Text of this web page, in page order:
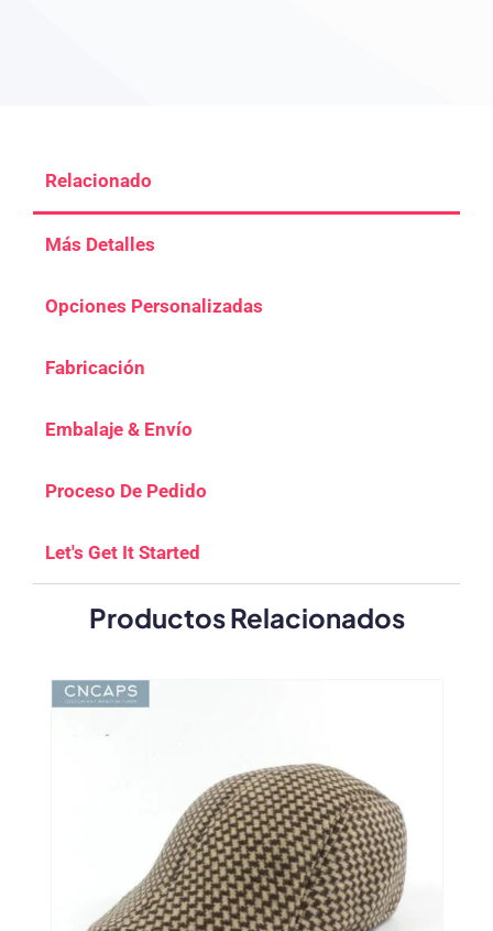
Relacionado
Más Detalles
Opciones Personalizadas
Fabricación
Embalaje & Envío
Proceso De Pedido
Let's Get It Started
Productos Relacionados